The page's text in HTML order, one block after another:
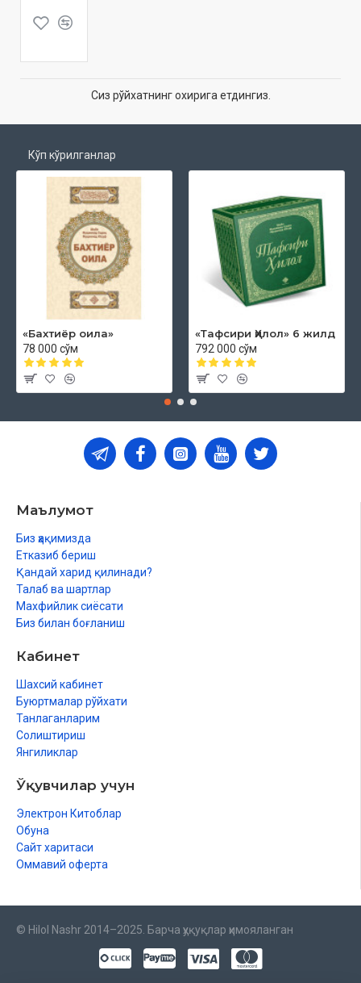
Сиз рўйхатнинг охирига етдингиз.
Кўп кўрилганлар
«Бахтиёр оила»
78 000 сўм
«Тафсири Ҳилол» 6 жилд
792 000 сўм
Маълумот
Биз ҳақимизда
Етказиб бериш
Қандай харид қилинади?
Талаб ва шартлар
Махфийлик сиёсати
Биз билан боғланиш
Кабинет
Шахсий кабинет
Буюртмалар рўйхати
Танлаганларим
Солиштириш
Янгиликлар
Ўқувчилар учун
Электрон Китоблар
Обуна
Сайт харитаси
Оммавий оферта
© Hilol Nashr 2014–2025. Барча ҳуқуқлар ҳимояланган